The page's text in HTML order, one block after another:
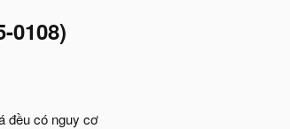
0108)
đều có nguy cơ